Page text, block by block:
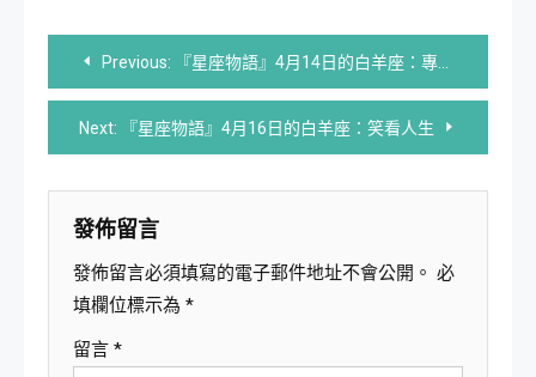
文
章
導
覽
Previous: 『星座物語』4月14日的白羊座：專制的保守派
Next: 『星座物語』4月16日的白羊座：笑看人生
發佈留言
發佈留言必須填寫的電子郵件地址不會公開。 必
填欄位標示為 *
留言 *